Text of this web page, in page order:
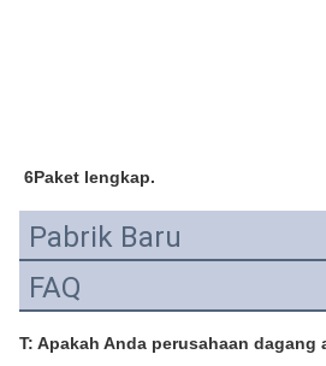
6Paket lengkap.
Pabrik Baru
FAQ
T: Apakah Anda perusahaan dagang